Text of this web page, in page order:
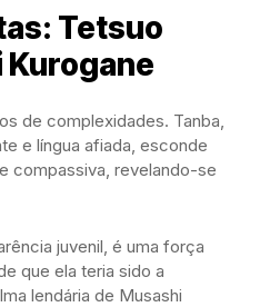
Tetsuo
Kurogane
de complexidades. Tanba,
e língua afiada, esconde
compassiva, revelando-se
juvenil, é uma força
que ela teria sido a
lendária de Musashi